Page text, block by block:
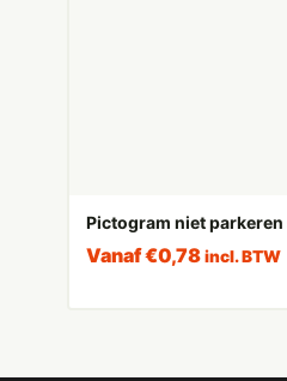
Pictogram niet
Vanaf€0,78 incl. BTW